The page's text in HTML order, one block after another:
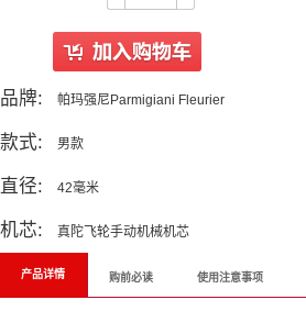
品牌: 帕玛强尼Parmigiani Fleurier
款式: 男款
直径: 42毫米
机芯: 真陀飞轮手动机械机芯
产品详情 购前必读 使用注意事项